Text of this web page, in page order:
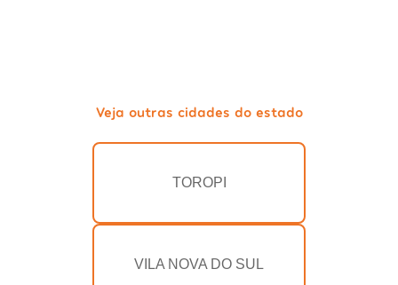
Veja outras cidades do estado
TOROPI
VILA NOVA DO SUL